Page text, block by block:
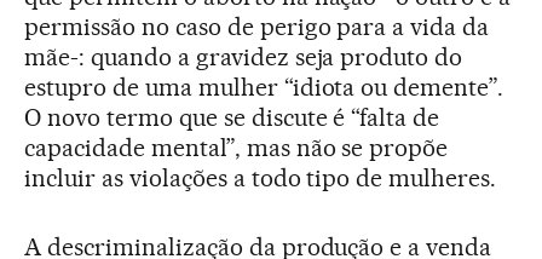
permissão no caso de perigo para a vida da
mãe-: quando a gravidez seja produto do
estupro de uma mulher “idiota ou demente”.
O novo termo que se discute é “falta de
capacidade mental”, mas não se propõe
incluir as violações a todo tipo de mulheres.
A descriminalização da produção e a venda